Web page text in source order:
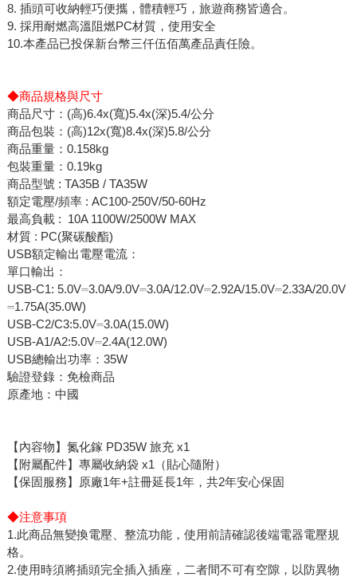
8. 插頭可收納輕巧便攜，體積輕巧，旅遊商務皆適合。
9. 採用耐燃高溫阻燃PC材質，使用安全
10.本產品已投保新台幣三仟伍佰萬產品責任險。
◆商品規格與尺寸
商品尺寸：(高)6.4x(寬)5.4x(深)5.4/公分
商品包裝：(高)12x(寬)8.4x(深)5.8/公分
商品重量：0.158kg
包裝重量：0.19kg
商品型號 : TA35B / TA35W
額定電壓/頻率 : AC100-250V/50-60Hz
最高負載 : 10A 1100W/2500W MAX
材質 : PC(聚碳酸酯)
USB額定輸出電壓電流：
單口輸出：
USB-C1: 5.0V⎓3.0A/9.0V⎓3.0A/12.0V⎓2.92A/15.0V⎓2.33A/20.0V
⎓1.75A(35.0W)
USB-C2/C3:5.0V⎓3.0A(15.0W)
USB-A1/A2:5.0V⎓2.4A(12.0W)
USB總輸出功率：35W
驗證登錄：免檢商品
原產地：中國
【內容物】氮化鎵 PD35W 旅充 x1
【附屬配件】專屬收納袋 x1（貼心隨附）
【保固服務】原廠1年+註冊延長1年，共2年安心保固
◆注意事項
1.此商品無變換電壓、整流功能，使用前請確認後端電器電壓規
格。
2.使用時須將插頭完全插入插座，二者間不可有空隙，以防異物